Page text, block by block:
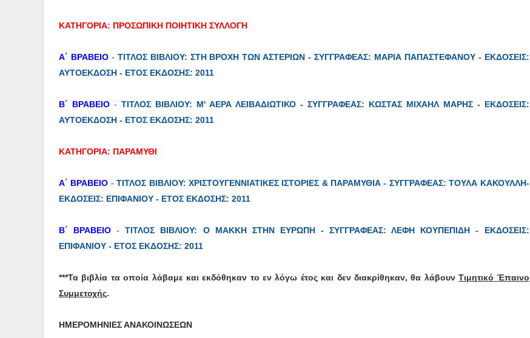
ΚΑΤΗΓΟΡΙΑ: ΠΡΟΣΩΠΙΚΗ ΠΟΙΗΤΙΚΗ ΣΥΛΛΟΓΗ
Α΄ ΒΡΑΒΕΙΟ - ΤΙΤΛΟΣ ΒΙΒΛΙΟΥ: ΣΤΗ ΒΡΟΧΗ ΤΩΝ ΑΣΤΕΡΙΩΝ - ΣΥΓΓΡΑΦΕΑΣ: ΜΑΡΙΑ ΠΑΠΑΣΤΕΦΑΝΟΥ - ΕΚΔΟΣΕΙΣ:
ΑΥΤΟΕΚΔΟΣΗ - ΕΤΟΣ ΕΚΔΟΣΗΣ: 2011
Β΄ ΒΡΑΒΕΙΟ - ΤΙΤΛΟΣ ΒΙΒΛΙΟΥ: Μ' ΑΕΡΑ ΛΕΙΒΑΔΙΩΤΙΚΟ - ΣΥΓΓΡΑΦΕΑΣ: ΚΩΣΤΑΣ ΜΙΧΑΗΛ ΜΑΡΗΣ - ΕΚΔΟΣΕΙΣ:
ΑΥΤΟΕΚΔΟΣΗ - ΕΤΟΣ ΕΚΔΟΣΗΣ: 2011
ΚΑΤΗΓΟΡΙΑ: ΠΑΡΑΜΥΘΙ
Α΄ ΒΡΑΒΕΙΟ -ΤΙΤΛΟΣ ΒΙΒΛΙΟΥ: ΧΡΙΣΤΟΥΓΕΝΝΙΑΤΙΚΕΣ ΙΣΤΟΡΙΕΣ & ΠΑΡΑΜΥΘΙΑ - ΣΥΓΓΡΑΦΕΑΣ: ΤΟΥΛΑ ΚΑΚΟΥΛΛΗ-
ΕΚΔΟΣΕΙΣ: ΕΠΙΦΑΝΙΟΥ - ΕΤΟΣ ΕΚΔΟΣΗΣ: 2011
Β΄ ΒΡΑΒΕΙΟ-ΤΙΤΛΟΣ ΒΙΒΛΙΟΥ: Ο ΜΑΚΚΗ ΣΤΗΝ ΕΥΡΩΠΗ - ΣΥΓΓΡΑΦΕΑΣ: ΛΕΦΗ ΚΟΥΠΕΠΙΔΗ - ΕΚΔΟΣΕΙΣ:
ΕΠΙΦΑΝΙΟΥ - ΕΤΟΣ ΕΚΔΟΣΗΣ: 2011
***Τα βιβλία τα οποία λάβαμε και εκδόθηκαν το εν λόγω έτος και δεν διακρίθηκαν, θα λάβουνΤιμητικό Έπαινο
Συμμετοχής.
ΗΜΕΡΟΜΗΝΙΕΣ ΑΝΑΚΟΙΝΩΣΕΩΝ